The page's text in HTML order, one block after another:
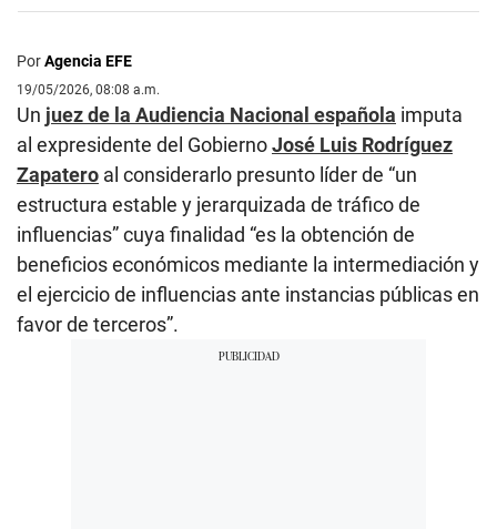
PorAgencia EFE
19/05/2026, 08:08 a.m.
Un juez de la Audiencia Nacional española imputa
al expresidente del GobiernoJosé Luis Rodríguez
Zapatero al considerarlo presunto líder de “un
estructura estable y jerarquizada de tráfico de
influencias” cuya finalidad “es la obtención de
beneficios económicos mediante la intermediación y
el ejercicio de influencias ante instancias públicas en
favor de terceros”.